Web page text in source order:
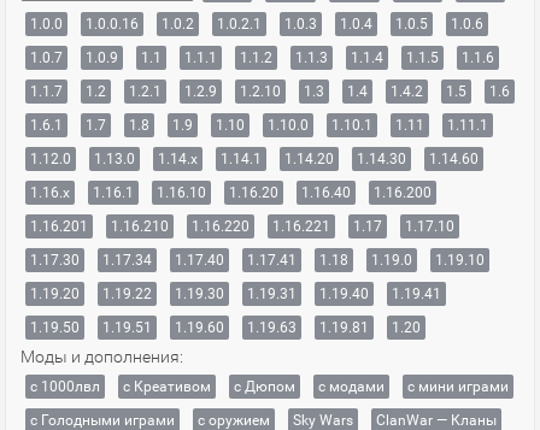
1.0.0
1.0.0.16 1.0.2 1.0.2.1 1.0.3 1.0.4 1.0.5
1.0.6
1.0.7
1.0.9 1.1 1.1.1 1.1.2 1.1.3 1.1.4 1.1.5
1.1.6
1.1.7
1.2 1.2.1 1.2.9 1.2.10 1.3 1.4 1.4.2 1.5
1.6
1.6.1
1.7 1.8 1.9 1.10 1.10.0 1.10.1 1.11
1.11.1
1.12.0
1.13.0 1.14.x 1.14.1 1.14.20 1.14.30
1.14.60
1.16.x
1.16.1 1.16.10 1.16.20 1.16.40
1.16.200
1.16.201
1.16.210 1.16.220 1.16.221 1.17
1.17.10
1.17.30
1.17.34 1.17.40 1.17.41 1.18 1.19.0
1.19.10
1.19.20
1.19.22 1.19.30 1.19.31 1.19.40
1.19.41
1.19.50
1.19.51 1.19.60 1.19.63 1.19.81 1.20
Моды и дополнения:
с 1000лвл c Креативом с Дюпом с модами
с мини играми
с Голодными играми
с оружием Sky Wars
ClanWar — Кланы